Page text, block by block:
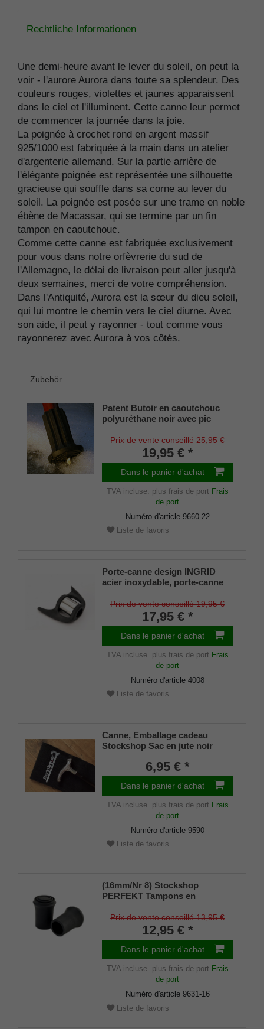
Rechtliche Informationen
Une demi-heure avant le lever du soleil, on peut la
voir - l'aurore Aurora dans toute sa splendeur. Des
couleurs rouges, violettes et jaunes apparaissent
dans le ciel et l'illuminent. Cette canne leur permet
de commencer la journée dans la joie.
La poignée à crochet rond en argent massif
925/1000 est fabriquée à la main dans un atelier
d'argenterie allemand. Sur la partie arrière de
l'élégante poignée est représentée une silhouette
gracieuse qui souffle dans sa corne au lever du
soleil. La poignée est posée sur une trame en noble
ébène de Macassar, qui se termine par un fin
tampon en caoutchouc.
Comme cette canne est fabriquée exclusivement
pour vous dans notre orfèvrerie du sud de
l'Allemagne, le délai de livraison peut aller jusqu'à
deux semaines, merci de votre compréhension.
Dans l'Antiquité, Aurora est la sœur du dieu soleil,
qui lui montre le chemin vers le ciel diurne. Avec
son aide, il peut y rayonner - tout comme vous
rayonnerez avec Aurora à vos côtés.
Zubehör
Patent Butoir en caoutchouc
polyuréthane noir avec pic
et en métal, tige flexible pour
diamètres d'environ 17-22 mm
Prix de vente conseillé 25,95 €
19,95 € *
Dans le panier d'achat
TVA incluse. plus frais de port Frais
de port
Numéro d'article 9660-22
Liste de favoris
Porte-canne design INGRID
acier inoxydable, porte-canne
22mm), caoutchouc souple
Prix de vente conseillé 19,95 €
17,95 € *
Dans le panier d'achat
TVA incluse. plus frais de port Frais
de port
Numéro d'article 4008
Liste de favoris
Canne, Emballage cadeau
Stockshop Sac en jute noir
6,95 € *
Dans le panier d'achat
TVA incluse. plus frais de port Frais
de port
Numéro d'article 9590
Liste de favoris
(16mm/Nr 8) Stockshop
PERFEKT Tampons en
caoutchouc véritable, noir,
élégant, avec insert métallique
(lot de 2)
Prix de vente conseillé 13,95 €
12,95 € *
Dans le panier d'achat
TVA incluse. plus frais de port Frais
de port
Numéro d'article 9631-16
Liste de favoris